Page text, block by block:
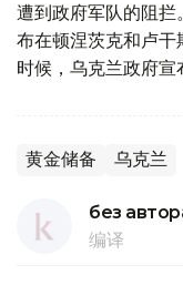
遭到政府军队的阻
布在顿涅茨克和卢
时候，乌克兰政府宣
黄金储备 乌克兰
без
编译